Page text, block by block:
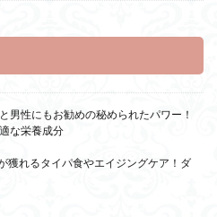
男性にもお勧めの秘められたパワー！
な栄養成分
獲れるタイパ食やエイジングケア！ダ